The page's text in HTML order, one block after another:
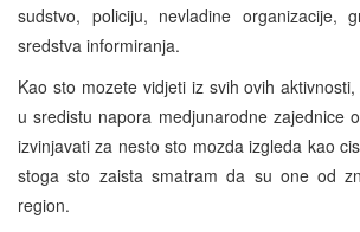
sudstvo, policiju, nevladine organizacije,
sredstva informiranja.
Kao sto mozete vidjeti iz svih ovih
u sredistu napora medjunarodne zajednice
izvinjavati za nesto sto mozda izgleda kao
stoga sto zaista smatram da su one od
region.